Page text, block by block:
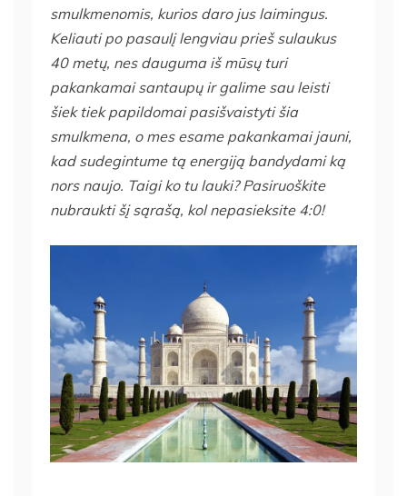
smulkmenomis, kurios daro jus laimingus.
Keliauti po pasaulį lengviau prieš sulaukus
40 metų, nes dauguma iš mūsų turi
pakankamai santaupų ir galime sau leisti
šiek tiek papildomai pasišvaistyti šia
smulkmena, o mes esame pakankamai jauni,
kad sudegintume tą energiją bandydami ką
nors naujo. Taigi ko tu lauki? Pasiruoškite
nubraukti šį sąrašą, kol nepasieksite 4:0!